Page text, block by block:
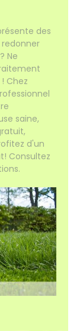
des
Ne
Chez
saine,
d'un
Consultez